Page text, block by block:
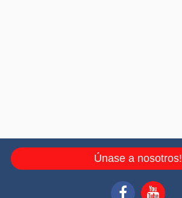
Únase a nosotros!